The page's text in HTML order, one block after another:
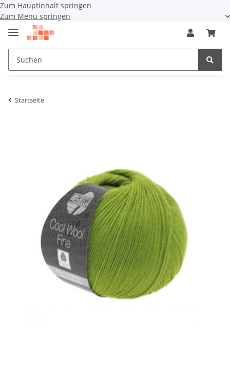
Zum Hauptinhalt springen
Zum Menü springen
Startseite